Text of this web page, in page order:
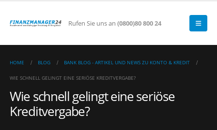
Rufen Sie uns an (0800)80 800 24
HOME BLOG BANK BLOG - ARTIKEL UND NEWS ZU KONTO & KREDIT
WIE SCHNELL GELINGT EINE SERIÖSE KREDITVERGABE?
Wie schnell gelingt eine seriöse
Kreditvergabe?